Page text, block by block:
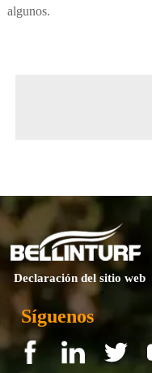
algunos.
Declaración del sitio web
Síguenos